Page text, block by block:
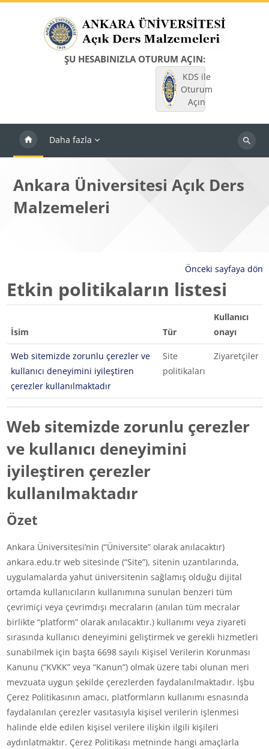
ŞU HESABINIZLA OTURUM AÇIN:
KDS ile
Oturum
Açın
Daha fazla
Dersleri
Ankara Üniversitesi Açık Ders
Malzemeleri
Önceki sayfaya dön
Etkin politikaların listesi
İsim Tür
Kullanıcı
onayı
Web sitemizde zorunlu çerezler ve
kullanıcı deneyimini iyileştiren
çerezler kullanılmaktadır
Site
politikaları
Ziyaretçiler
Web sitemizde zorunlu çerezler
ve kullanıcı deneyimini
iyileştiren çerezler
kullanılmaktadır
Özet
Ankara Üniversitesi’nin (“Üniversite” olarak anılacaktır)
ankara.edu.tr web sitesinde (“Site”), sitenin uzantılarında,
uygulamalarda yahut üniversitenin sağlamış olduğu dijital
ortamda kullanıcıların kullanımına sunulan benzeri tüm
çevrimiçi veya çevrimdışı mecraların (anılan tüm mecralar
birlikte “platform” olarak anılacaktır.) kullanımı veya ziyareti
sırasında kullanıcı deneyimini geliştirmek ve gerekli hizmetleri
sunabilmek için başta 6698 sayılı Kişisel Verilerin Korunması
Kanunu (“KVKK” veya “Kanun”) olmak üzere tabi olunan meri
mevzuata uygun şekilde çerezlerden faydalanılmaktadır. İşbu
Çerez Politikasının amacı, platformların kullanımı esnasında
faydalanılan çerezler vasıtasıyla kişisel verilerin işlenmesi
halinde elde edilen kişisel verilere ilişkin ilgili kişileri
aydınlatmaktır. Çerez Politikası metninde hangi amaçlarla